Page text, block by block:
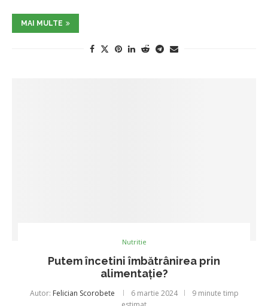
MAI MULTE
Nutritie
Putem încetini îmbătrânirea prin
alimentație?
Autor: Felician Scorobete 6 martie 2024
9 minute timp